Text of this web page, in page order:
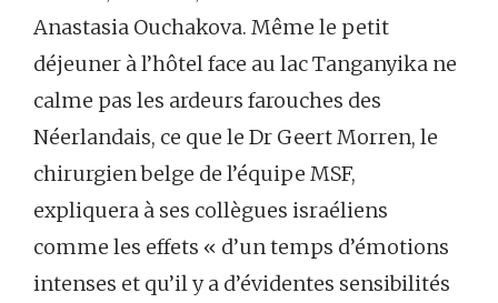
Anastasia Ouchakova. Même le petit
déjeuner à l’hôtel face au lac Tanganyika ne
calme pas les ardeurs farouches des
Néerlandais, ce que le Dr Geert Morren, le
chirurgien belge de l’équipe MSF,
expliquera à ses collègues israéliens
comme les effets « d’un temps d’émotions
intenses et qu’il y a d’évidentes sensibilités